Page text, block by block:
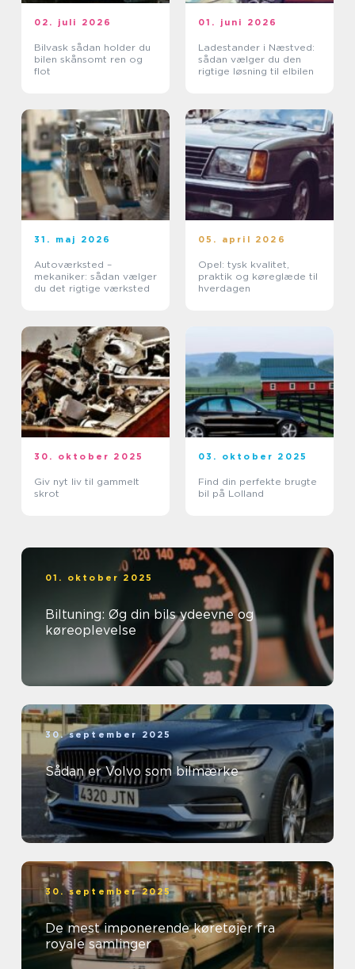
02. juli 2026
Bilvask sådan holder du
bilen skånsomt ren og
flot
01. juni 2026
Ladestander i Næstved:
sådan vælger du den
rigtige løsning til elbilen
31. maj 2026
Autoværksted –
mekaniker: sådan vælger
du det rigtige værksted
05. april 2026
Opel: tysk kvalitet,
praktik og køreglæde til
hverdagen
30. oktober 2025
Giv nyt liv til gammelt
skrot
03. oktober 2025
Find din perfekte brugte
bil på Lolland
01. oktober 2025
Biltuning: Øg din bils ydeevne og
køreoplevelse
30. september 2025
Sådan er Volvo som bilmærke
30. september 2025
De mest imponerende køretøjer fra
royale samlinger